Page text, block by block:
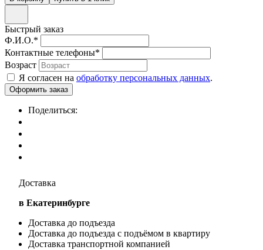
Быстрый заказ
Ф.И.О.*
Контактные телефоны*
Возраст
Я согласен на обработку персональных данных.
Поделиться:
Доставка
в Екатеринбурге
Доставка до подъезда
Доставка до подъезда с подъёмом в квартиру
Доставка транспортной компанией